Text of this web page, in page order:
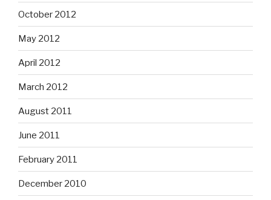
October 2012
May 2012
April 2012
March 2012
August 2011
June 2011
February 2011
December 2010